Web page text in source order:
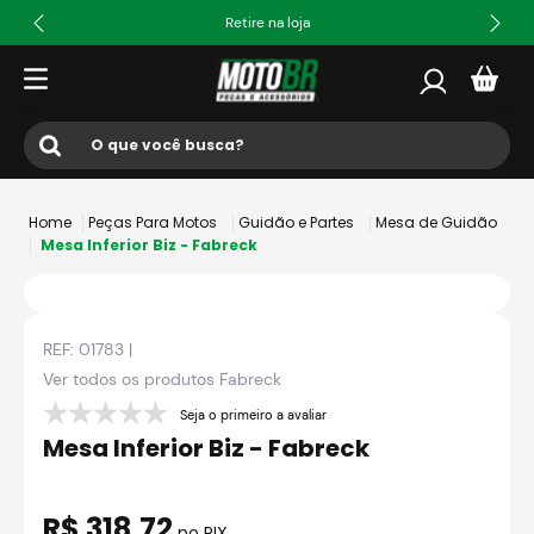
Retire na loja
O que você busca?
1º ls2
4 fw3
5º jaqueta
6º bau
Peças Para Motos Guidão e Partes
Mesa de Guidão
Mesa Inferior Biz - Fabreck
REF: 01783 |
Ver todos os produtos Fabreck
Seja o primeiro a avaliar
Mesa Inferior Biz - Fabreck